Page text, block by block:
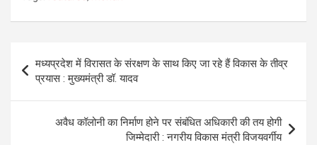
o
o
k
se
g
er
A
p
p
a
n
navigation
मध्यप्रदेश में विरासत के संरक्षण के साथ किए जा रहे हैं विकास के तीव्र
प्रयास : मुख्यमंत्री डॉ. यादव
अवैध कॉलोनी का निर्माण होने पर संबंधित अधिकारी की तय होगी
जिम्मेदारी : नगरीय विकास मंत्री विजयवर्गीय